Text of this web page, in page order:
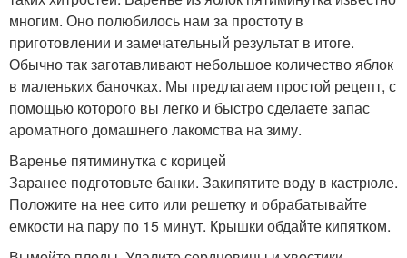
многим. Оно полюбилось нам за простоту в
приготовлении и замечательный результат в итоге.
Обычно так заготавливают небольшое количество яблок
в маленьких баночках. Мы предлагаем простой рецепт, с
помощью которого вы легко и быстро сделаете запас
ароматного домашнего лакомства на зиму.
Варенье пятиминутка с корицей
Заранее подготовьте банки. Закипятите воду в кастрюле.
Положите на нее сито или решетку и обрабатывайте
емкости на пару по 15 минут. Крышки обдайте кипятком.